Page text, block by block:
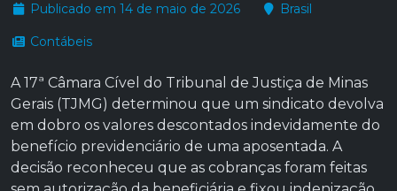
Publicado em 14 de maio de 2026 Brasil
Contábeis
A 17ª Câmara Cível do Tribunal de Justiça de Minas
Gerais (TJMG) determinou que um sindicato devolva
em dobro os valores descontados indevidamente do
benefício previdenciário de uma aposentada. A
decisão reconheceu que as cobranças foram feitas